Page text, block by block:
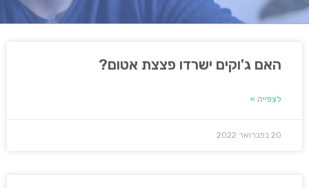
האם ג'וקים ישרדו פצצת אטום?
לצפייה »
20 בפברואר 2022